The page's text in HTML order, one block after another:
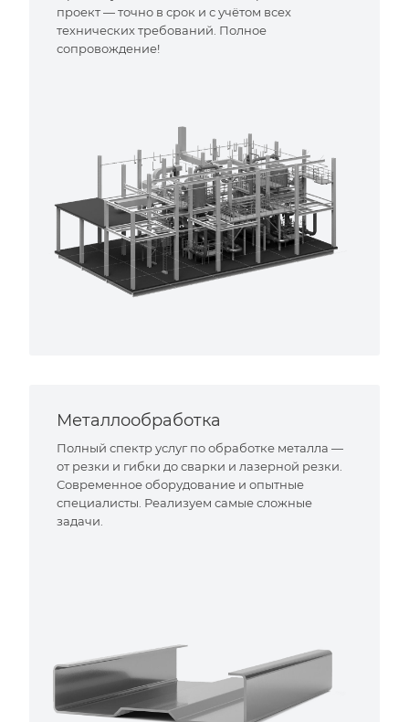
проект — точно в срок и с учётом всех
технических требований. Полное
сопровождение!
Металлообработка
Полный спектр услуг по обработке металла —
от резки и гибки до сварки и лазерной резки.
Современное оборудование и опытные
специалисты. Реализуем самые сложные
задачи.